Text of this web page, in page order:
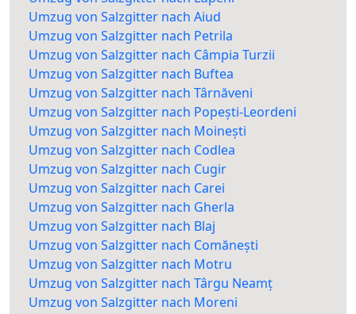
Umzug von Salzgitter nach Aiud
Umzug von Salzgitter nach Petrila
Umzug von Salzgitter nach Câmpia Turzii
Umzug von Salzgitter nach Buftea
Umzug von Salzgitter nach Târnăveni
Umzug von Salzgitter nach Popești-Leordeni
Umzug von Salzgitter nach Moinești
Umzug von Salzgitter nach Codlea
Umzug von Salzgitter nach Cugir
Umzug von Salzgitter nach Carei
Umzug von Salzgitter nach Gherla
Umzug von Salzgitter nach Blaj
Umzug von Salzgitter nach Comănești
Umzug von Salzgitter nach Motru
Umzug von Salzgitter nach Târgu Neamț
Umzug von Salzgitter nach Moreni